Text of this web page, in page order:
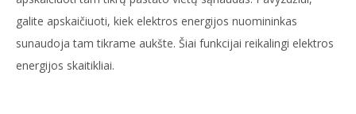
galite apskaičiuoti, kiek elektros energijos nuomininkas
sunaudoja tam tikrame aukšte. Šiai funkcijai reikalingi elektros
energijos skaitikliai.